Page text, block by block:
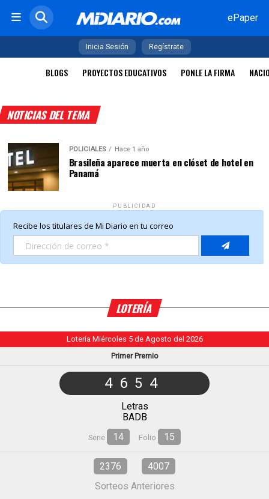
ePaper
Inicia Sesión Regístrate
BLOGS PROYECTOS EDUCATIVOS PONLE LA FIRMA
NOTICIAS DEL TEMA
POLICIALES Hace 1 año
Brasileña aparece muerta en clóset de hotel en
Panamá
PUBLICIDAD
LOTERÍA
Lotería Miércoles 5 de Agosto del 2026
Primer Premio
4654
Letras
BADB
Serie 14 Folio 15
2376
4007
Sorteos Anteriores